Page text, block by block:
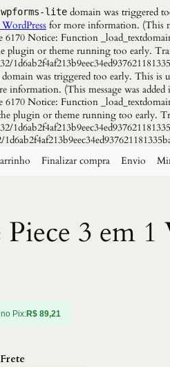
wpforms-lite domain was triggered
for more information. (This
Notice: Function
or theme running too early.
domain was triggered too early. This is
information. (This message was
Notice: Function
plugin or theme running too early.
Finalizar compra Envio
3 em 1
Pix:R$ 89,21